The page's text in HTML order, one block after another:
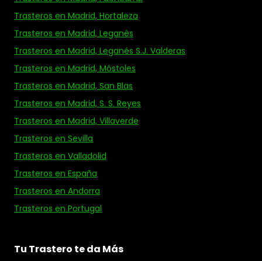
Trasteros en Madrid, Hortaleza
Trasteros en Madrid, Leganés
Trasteros en Madrid, Leganés S.J. Valderas
Trasteros en Madrid, Móstoles
Trasteros en Madrid, San Blas
Trasteros en Madrid, S. S. Reyes
Trasteros en Madrid, Villaverde
Trasteros en Sevilla
Trasteros en Valladolid
Trasteros en España
Trasteros en Andorra
Trasteros en Portugal
Tu Trastero te da Más